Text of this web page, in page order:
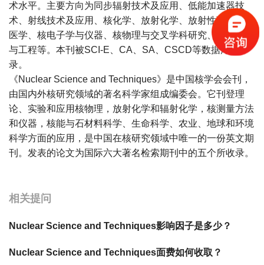
术水平。主要方向为同步辐射技术及应用、低能加速器技
术、射线技术及应用、核化学、放射化学、放射性药物和核
医学、核电子学与仪器、核物理与交叉学科研究、核能科学
与工程等。本刊被SCI-E、CA、SA、CSCD等数据库收
录。
《Nuclear Science and Techniques》是中国核学会会刊，
由国内外核研究领域的著名科学家组成编委会。它刊登理
论、实验和应用核物理，放射化学和辐射化学，核测量方法
和仪器，核能与石材料科学、生命科学、农业、地球和环境
科学方面的应用，是中国在核研究领域中唯一的一份英文期
刊。发表的论文为国际六大著名检索期刊中的五个所收录。
相关提问
Nuclear Science and Techniques影响因子是多少？
Nuclear Science and Techniques面费如何收取？